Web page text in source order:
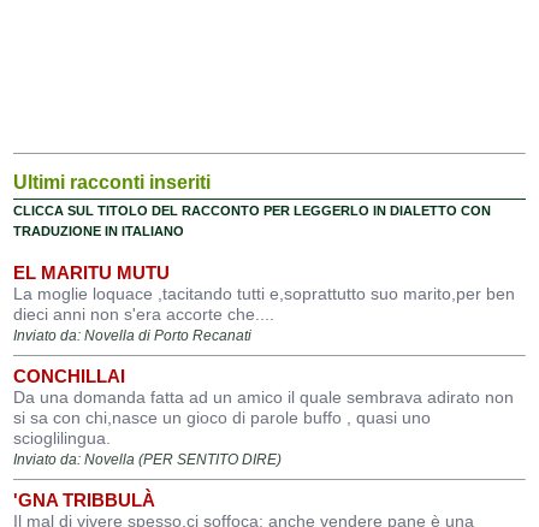
Ultimi racconti inseriti
CLICCA SUL TITOLO DEL RACCONTO PER LEGGERLO IN DIALETTO CON
TRADUZIONE IN ITALIANO
EL MARITU MUTU
La moglie loquace ,tacitando tutti e,soprattutto suo marito,per ben
dieci anni non s'era accorte che....
Inviato da: Novella di Porto Recanati
CONCHILLAI
Da una domanda fatta ad un amico il quale sembrava adirato non
si sa con chi,nasce un gioco di parole buffo , quasi uno
scioglilingua.
Inviato da: Novella (PER SENTITO DIRE)
'GNA TRIBBULÀ
Il mal di vivere spesso,ci soffoca: anche vendere pane è una